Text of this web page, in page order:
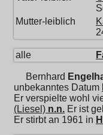
Mutter-leiblich
alle
Bernhard
unbekanntes Datum
Er verspielte wohl
(Liesel) n.n. Er ist
Er stirbt an 1961 in